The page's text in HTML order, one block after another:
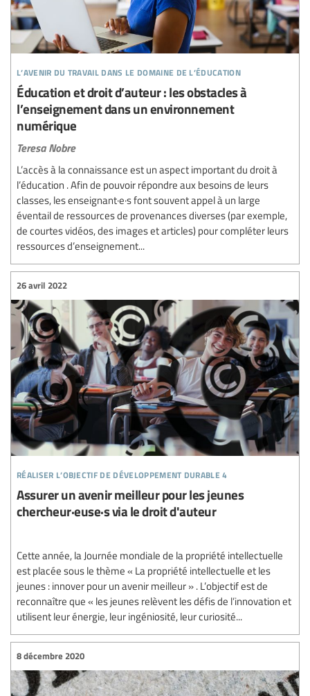
l’avenir du travail dans le domaine de l’éducation
Éducation et droit d’auteur : les obstacles à
l’enseignement dans un environnement
numérique
Teresa Nobre
L’accès à la connaissance est un aspect important du droit à
l’éducation . Afin de pouvoir répondre aux besoins de leurs
classes, les enseignant·e·s font souvent appel à un large
éventail de ressources de provenances diverses (par exemple,
de courtes vidéos, des images et articles) pour compléter leurs
ressources d’enseignement...
réaliser l’objectif de développement durable 4
26 avril 2022
Assurer un avenir meilleur pour les jeunes
chercheur·euse·s via le droit d'auteur
Cette année, la Journée mondiale de la propriété intellectuelle
est placée sous le thème « La propriété intellectuelle et les
jeunes : innover pour un avenir meilleur » . L’objectif est de
reconnaître que « les jeunes relèvent les défis de l’innovation et
utilisent leur énergie, leur ingéniosité, leur curiosité...
8 décembre 2020